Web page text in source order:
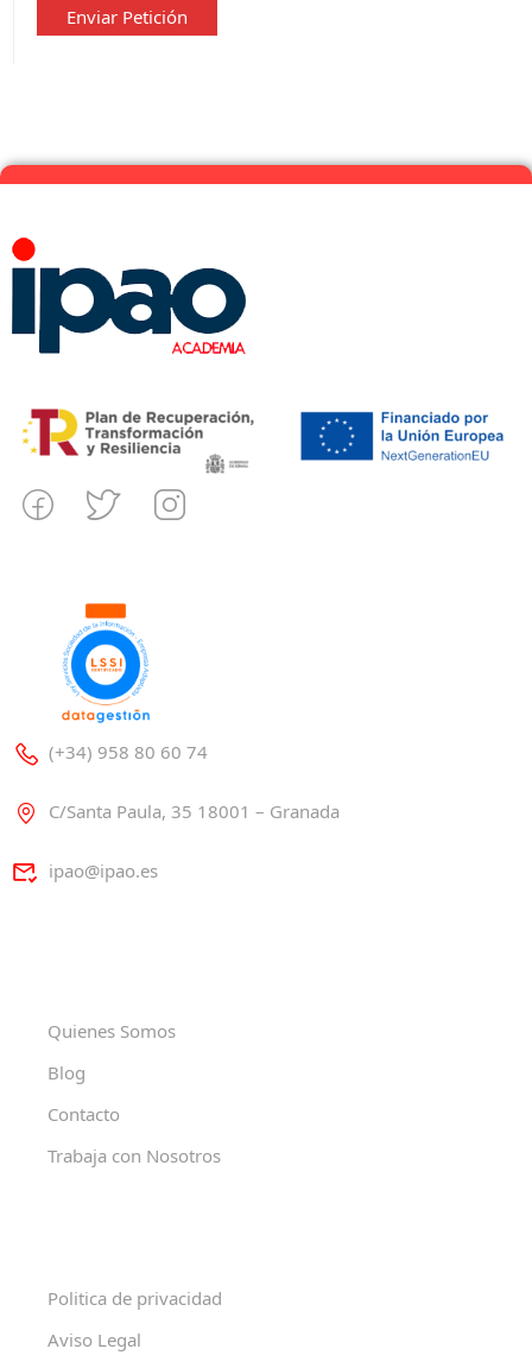
Enviar Petición
(+34) 958 80 60 74
C/Santa Paula, 35 18001 – Granada
ipao@ipao.es
Quienes Somos
Blog
Contacto
Trabaja con Nosotros
Politica de privacidad
Aviso Legal